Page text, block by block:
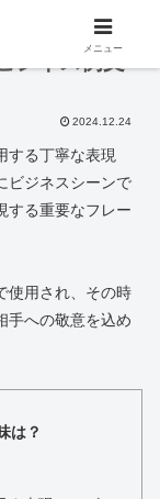
ジネス例文
2024.12.24
する丁寧な表現
ビジネスシーンで
する重要なフレー
使用され、その時
手への敬意を込め
は？
メニュー